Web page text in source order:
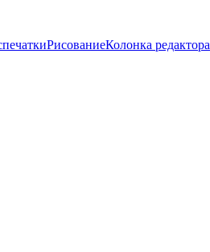
РисованиеКолонка редактора